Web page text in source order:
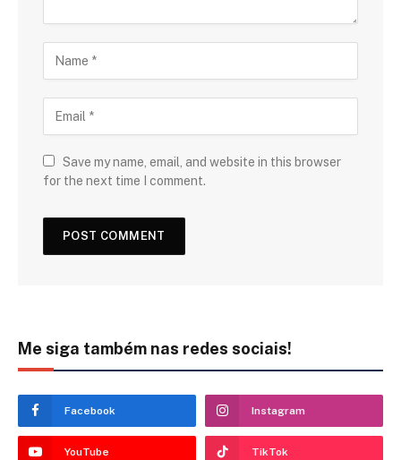
Save my name, email, and website in this browser
for the next time I comment.
Me siga também nas redes sociais!
Facebook Instagram
YouTube TikTok